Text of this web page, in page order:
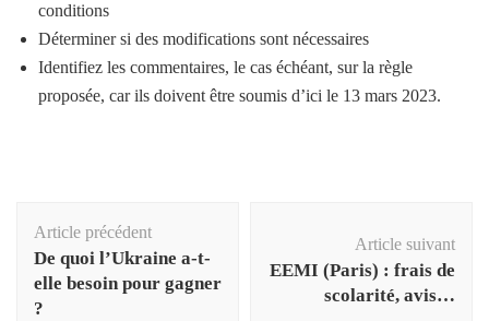
conditions
Déterminer si des modifications sont nécessaires
Identifiez les commentaires, le cas échéant, sur la règle
proposée, car ils doivent être soumis d’ici le 13 mars 2023.
d'article
Article précédent
De quoi l’Ukraine a-t-
elle besoin pour gagner
?
Article suivant
EEMI (Paris) : frais de
scolarité, avis…